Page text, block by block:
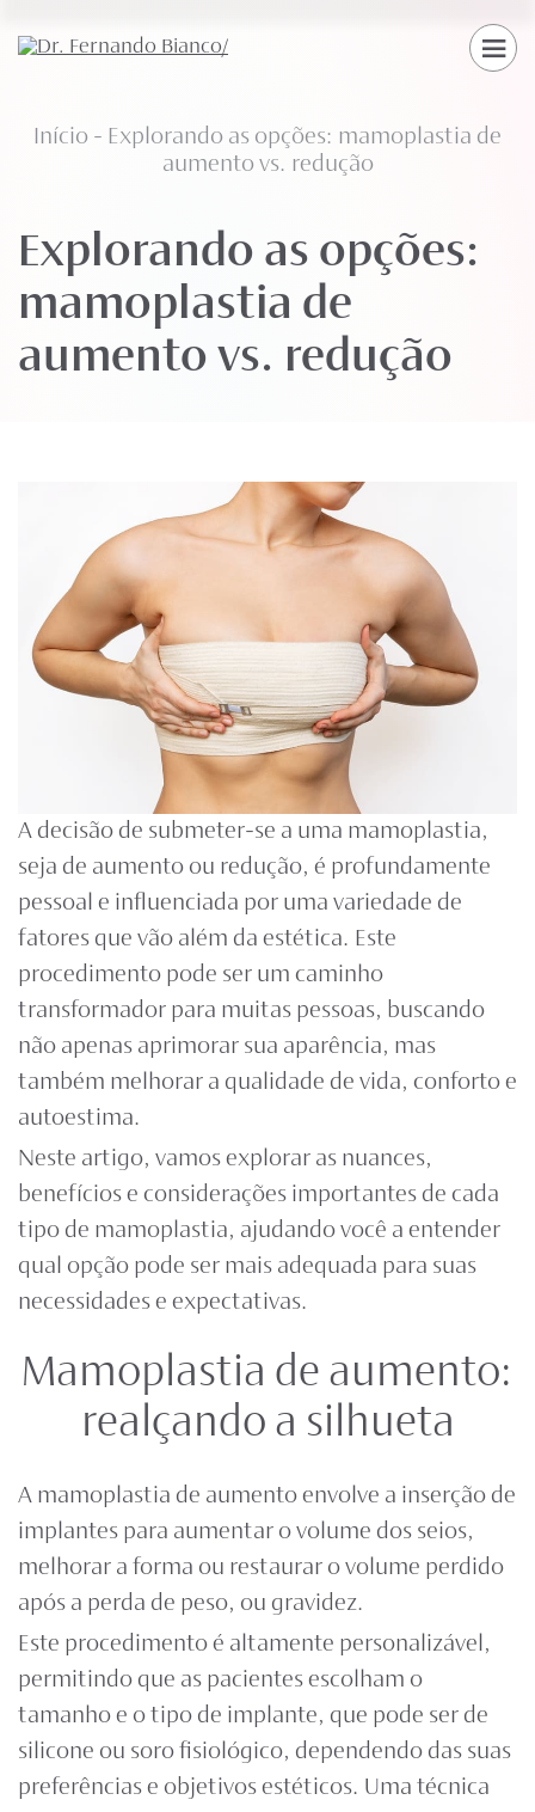
Início - Explorando as opções: mamoplastia de
aumento vs. redução
Explorando as opções:
mamoplastia de
aumento vs. redução
A decisão de submeter-se a uma mamoplastia,
seja de aumento ou redução, é profundamente
pessoal e influenciada por uma variedade de
fatores que vão além da estética. Este
procedimento pode ser um caminho
transformador para muitas pessoas, buscando
não apenas aprimorar sua aparência, mas
também melhorar a qualidade de vida, conforto e
autoestima.
Neste artigo, vamos explorar as nuances,
benefícios e considerações importantes de cada
tipo de mamoplastia, ajudando você a entender
qual opção pode ser mais adequada para suas
necessidades e expectativas.
Mamoplastia de aumento:
realçando a silhueta
A mamoplastia de aumento envolve a inserção de
implantes para aumentar o volume dos seios,
melhorar a forma ou restaurar o volume perdido
após a perda de peso, ou gravidez.
Este procedimento é altamente personalizável,
permitindo que as pacientes escolham o
tamanho e o tipo de implante, que pode ser de
silicone ou soro fisiológico, dependendo das suas
preferências e objetivos estéticos. Uma técnica